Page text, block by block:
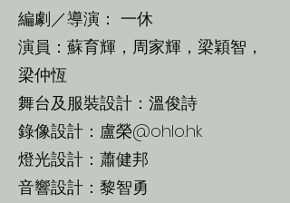
編劇／導演： 一休
演員：蘇育輝，周家輝，梁穎智，
梁仲恆
舞台及服裝設計：溫俊詩
錄像設計：盧榮@ohlo.hk
燈光設計：蕭健邦
音響設計：黎智勇